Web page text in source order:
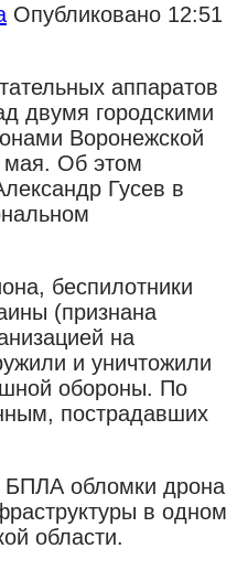
Опубликовано 12:51
аппаратов
двумя городскими
Воронежской
мая. Об этом
Гусев в
беспилотники
(признана
на
и уничтожили
обороны. По
пострадавших
БПЛА обломки дрона
в одном
области.